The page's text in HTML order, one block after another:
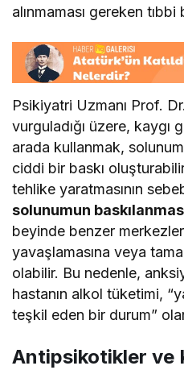
alınmaması gereken
Psikiyatri Uzmanı Prof.
vurguladığı üzere, kaygı
arada kullanmak,
ciddi bir baskı
tehlike yaratmasının
solunumun
beyinde benzer
yavaşlamasına veya
olabilir. Bu nedenle,
hastanın alkol tüketimi,
teşkil eden bir durum”
Antipsikotikler ve